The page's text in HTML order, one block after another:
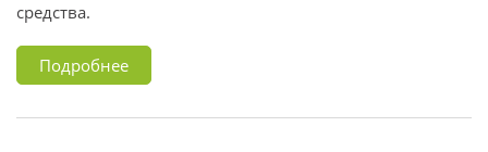
средства.
Подробнее